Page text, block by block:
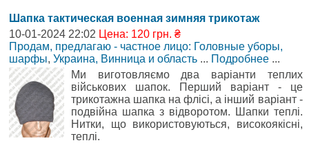
Шапка тактическая военная зимняя трикотаж
10-01-2024 22:02 Цена: 120 грн. ₴
Продам, предлагаю - частное лицо: Головные уборы,
шарфы, Украина, Винница и область ... Подробнее ...
Ми виготовляємо два варіанти теплих
військових шапок. Перший варіант - це
трикотажна шапка на флісі, а інший варіант -
подвійна шапка з відворотом. Шапки теплі.
Нитки, що використовуються, високоякісні,
теплі.